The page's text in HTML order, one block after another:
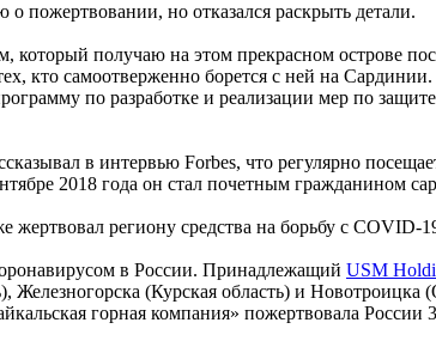
пожертвовании, но отказался раскрыть детали.
который получаю на этом прекрасном острове
кто самоотверженно борется с ней на
по разработке и реализации мер по
в интервью Forbes, что регулярно
2018 года он стал почетным гражданином
жертвовал региону средства на борьбу с
в России. Принадлежащий USM
Железногорска (Курская область) и
горная компания» пожертвовала